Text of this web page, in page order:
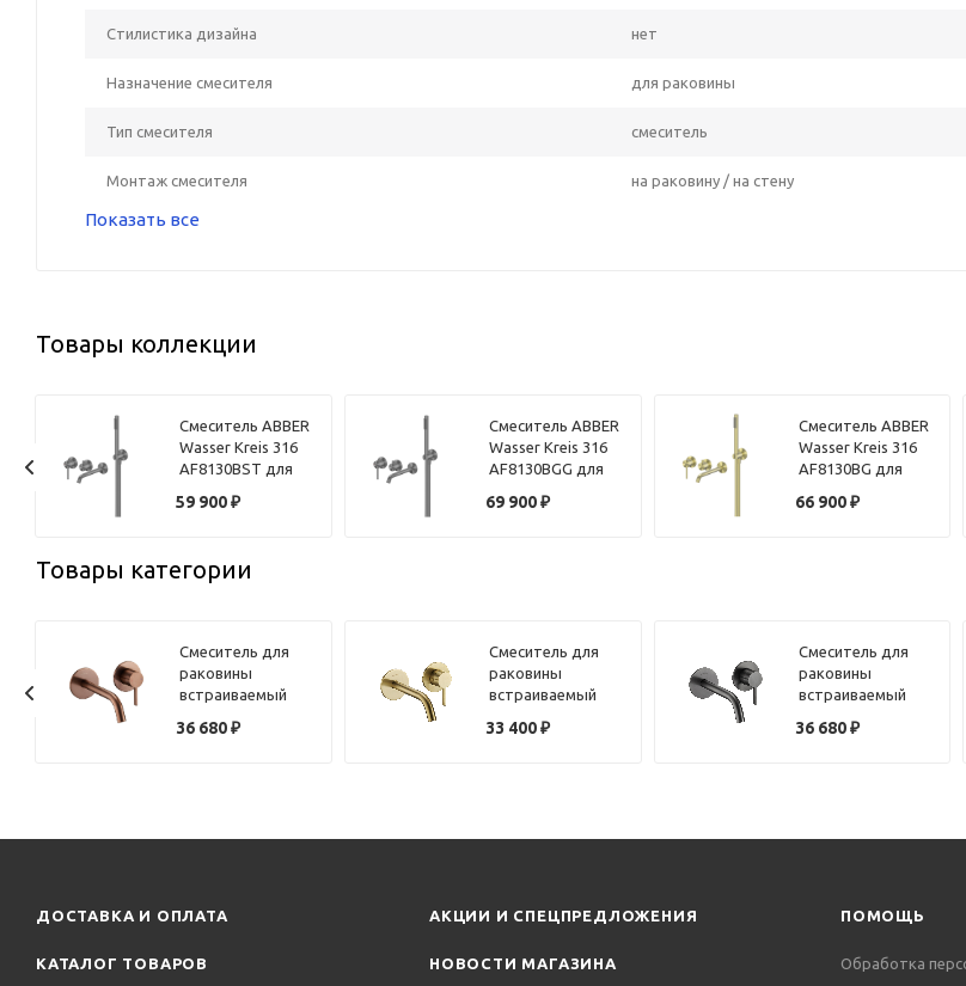
Стилистика дизайна нет
Назначение смесителя для раковины
Тип смесителя смеситель
Монтаж смесителя на раковину / на стену
Показать все
Товары коллекции
Смеситель ABBER
Wasser Kreis 316
AF8130BST для
монтажа, сталь
59 900₽
Смеситель ABBER
Wasser Kreis 316
AF8130BGG для
монтажа,
69 900₽
Смеситель ABBER
Wasser Kreis 316
AF8130BG для
монтажа, золото
66 900₽
Товары категории
Смеситель для
раковины
встраиваемый
10010306 бронза
36 680₽
Смеситель для
раковины
встраиваемый
10010304 латунь
33 400₽
Смеситель для
раковины
встраиваемый
10010303
36 680₽
ДОСТАВКА И ОПЛАТА
КАТАЛОГ ТОВАРОВ
АКЦИИ И СПЕЦПРЕДЛОЖЕНИЯ
НОВОСТИ МАГАЗИНА
ПОМОЩЬ
Обработка